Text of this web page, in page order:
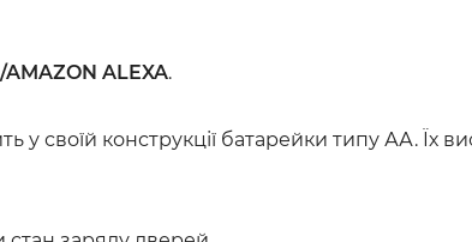
AMAZON ALEXA.
у своїй конструкції батарейки типу АА. Їх